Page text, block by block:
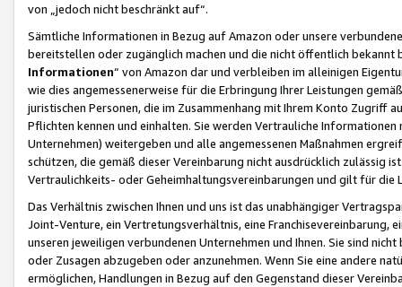
von „jedoch nicht beschränkt auf“.
Sämtliche Informationen in Bezug auf Amazon oder unsere
bereitstellen oder zugänglich machen und die nicht öffentlich
Informationen“ von Amazon dar und verbleiben im alleinigen
wie dies angemessenerweise für die Erbringung Ihrer Leistungen
juristischen Personen, die im Zusammenhang mit Ihrem Konto
Pflichten kennen und einhalten. Sie werden Vertrauliche
Unternehmen) weitergeben und alle angemessenen Maßnahmen
schützen, die gemäß dieser Vereinbarung nicht ausdrücklich zulässig
Vertraulichkeits- oder Geheimhaltungsvereinbarungen und gilt für die
Das Verhältnis zwischen Ihnen und uns ist das unabhängiger
Joint-Venture, ein Vertretungsverhältnis, eine Franchisevereinbarung,
unseren jeweiligen verbundenen Unternehmen und Ihnen. Sie sind
oder Zusagen abzugeben oder anzunehmen. Wenn Sie eine andere
ermöglichen, Handlungen in Bezug auf den Gegenstand dieser